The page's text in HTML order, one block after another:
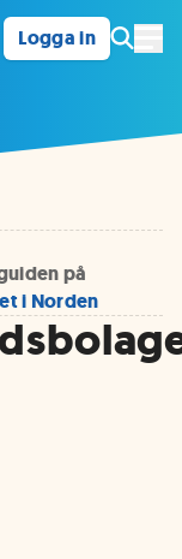
Logga in
på
i Norden